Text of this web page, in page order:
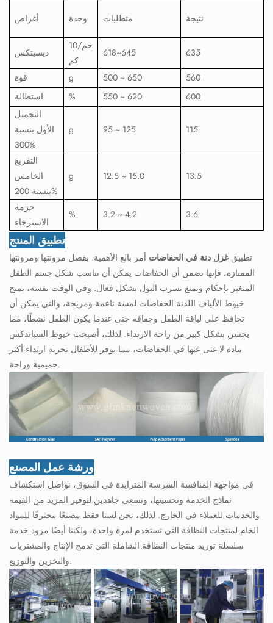
أغراض وحدة متطلبات نتيجة
ديسيتكس
جم/10
كم
618~645 635
قوة g 500 ~ 650
560
استطالة
% 550 ~ 620
600
التحميل
الأول بنسبة
300%
g 95 ~ 125 115
التفريغ
الخامس
بنسبة 200%
g 12.5 ~ 15.0 13.5
حزمة
الاسترخاء
% 3.2 ~ 4.2 3.6
تطبيق المنتج
تطبيقغزل دنة في الحفاضات أمر بالغ الأهمية. بفضل مرونتها ومرونتها
الممتازة، فإنها تضمن أن الحفاضات يمكن أن تناسب شكل جسم الطفل
المتغير بإحكام وتمنع تسرب البول بشكل فعال. وفي الوقت نفسه، يمنح
خيوط الألياف اللدنة الحفاضات لمسة ناعمة ومريحة، والتي يمكن أن
تحافظ على لياقة الطفل وجفافه حتى عندما يكون الطفل نشطًا، مما
يحسن بشكل كبير من راحة الارتداء. لذلك، أصبحت خيوط السباندكس
مادة لا غنى عنها في الحفاضات، مما يوفر للأطفال تجربة ارتداء أكثر
حميمية وراحة.
ورشة عمل المصنع
في مواجهة المنافسة الشرسة المتزايدة في السوق، نواصل استكشاف
نماذج الخدمة وتحسينها، ونسعى جاهدين لتوفير المزيد من القيمة
والخدمات للعملاء في الخارج. لذلك، نحن لسنا فقط مصنعًا محترفًا للمواد
الخام لمنتجات النظافة التي تستخدم لمرة واحدة، ولكننا أيضًا مزود خدمة
سلسلة توريد منتجات النظافة الشاملة التي تدمج الإنتاج والمشتريات
والتخزين والتوزيع.